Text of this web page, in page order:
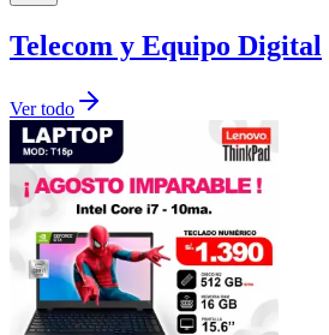
Telecom y Equipo Digital
Ver todo